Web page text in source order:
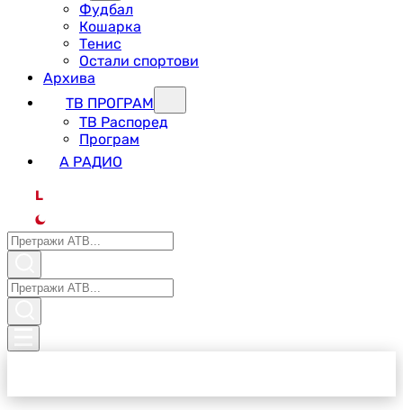
Фудбал
Кошарка
Тенис
Остали спортови
Архива
ТВ ПРОГРАМ
ТВ Распоред
Програм
А РАДИО
L